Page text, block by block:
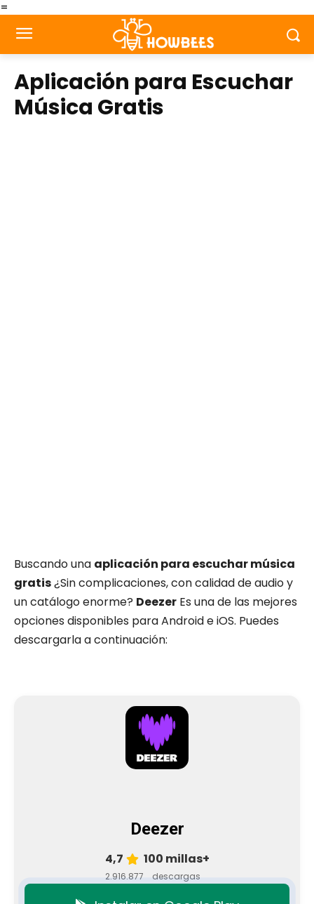
=
Aplicación para Escuchar
Música Gratis
Buscando una aplicación para escuchar música
gratis¿Sin complicaciones, con calidad de audio y
un catálogo enorme? Deezer Es una de las mejores
opciones disponibles para Android e iOS. Puedes
descargarla a continuación:
Deezer
4,7
2.916.877
100 millas+
descargas